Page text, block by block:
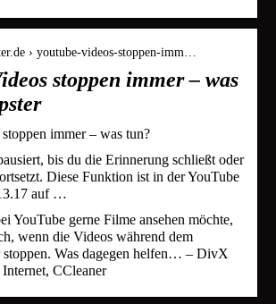
› youtube-videos-stoppen-imm…
stoppen immer – was
immer – was tun?
bis du die Erinnerung schließt oder
Diese Funktion ist in der YouTube
auf …
YouTube gerne Filme ansehen möchte,
wenn die Videos während dem
stoppen. Was dagegen helfen… – DivX
CCleaner